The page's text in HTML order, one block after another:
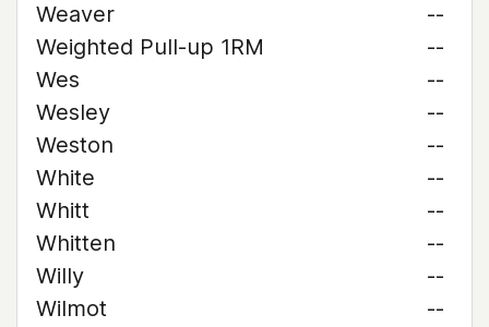
Weaver
--
Weighted Pull-up 1RM
--
Wes
--
Wesley
--
Weston
--
White
--
Whitt
--
Whitten
--
Willy
--
Wilmot
--